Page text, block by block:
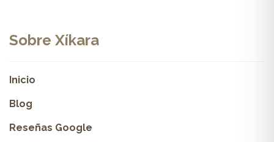
Sobre Xíkara
Inicio
Blog
Reseñas Google